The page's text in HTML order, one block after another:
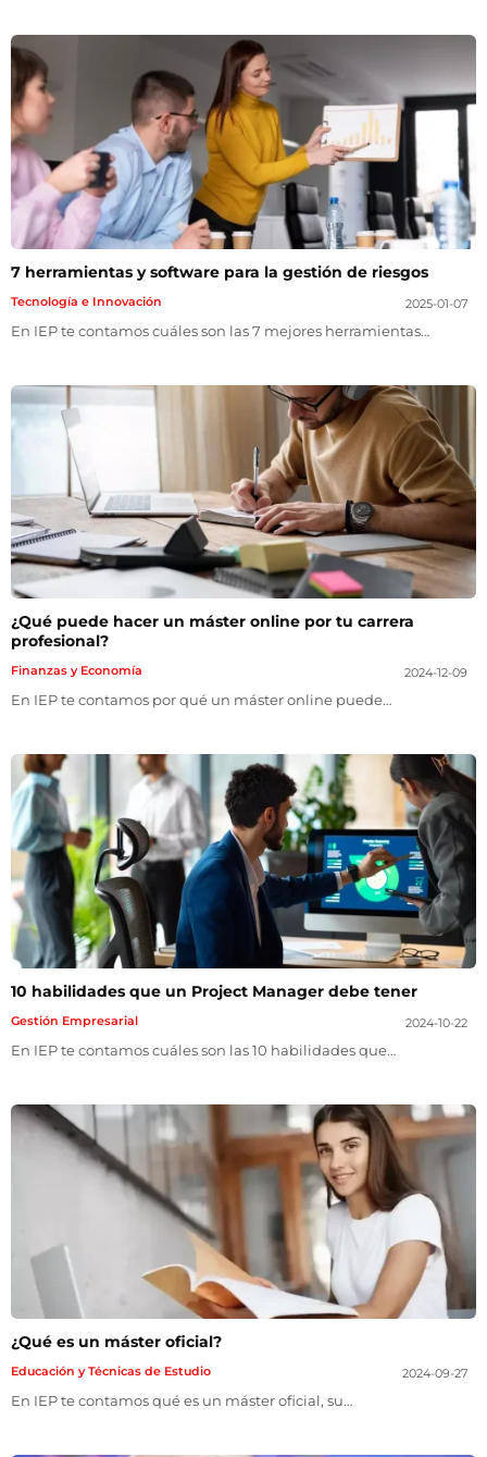
7 herramientas y software para la gestión de riesgos
Tecnología e Innovación 2025-01-07
En IEP te contamos cuáles son las 7 mejores herramientas…
¿Qué puede hacer un máster online por tu carrera
profesional?
Finanzas y Economía 2024-12-09
En IEP te contamos por qué un máster online puede…
10 habilidades que un Project Manager debe tener
Gestión Empresarial 2024-10-22
En IEP te contamos cuáles son las 10 habilidades que…
¿Qué es un máster oficial?
Educación y Técnicas de Estudio 2024-09-27
En IEP te contamos qué es un máster oficial, su…